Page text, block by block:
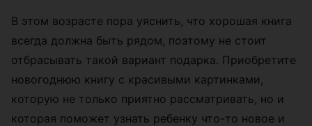
В этом возрасте пора уяснить, что хорошая книга
всегда должна быть рядом, поэтому не стоит
отбрасывать такой вариант подарка. Приобретите
новогоднюю книгу с красивыми картинками,
которую не только приятно рассматривать, но и
которая поможет узнать ребенку что-то новое и